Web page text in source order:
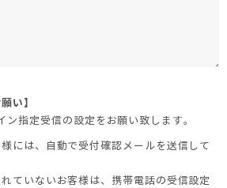
い】
指定受信の設定をお願い致します。
には、自動で受付確認メールを送信して
ていないお客様は、携帯電話の受信設定